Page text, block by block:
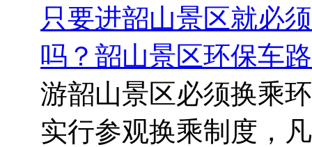
只要进韶山景区就必
吗？韶山景区环保车
游韶山景区必须换乘
实行参观换乘制度，